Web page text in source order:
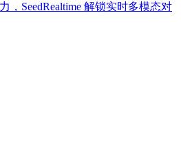
，SeedRealtime 解锁实时多模态对